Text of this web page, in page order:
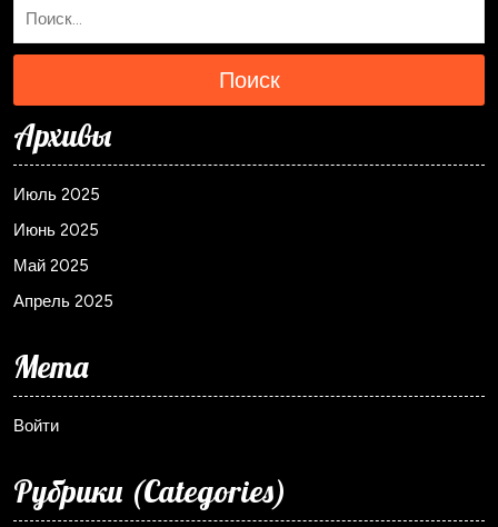
Поиск
Архивы
Июль 2025
Июнь 2025
Май 2025
Апрель 2025
Мета
Войти
Рубрики (Categories)